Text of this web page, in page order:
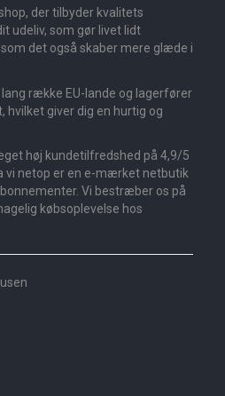
der tilbyder kvalitets
udeliv, som gør livet lidt
det også skaber mere glæde i
række EU-lande og lagerfører
giver dig en hurtig og
høj kundetilfredshed på 4,9/5
vi netop er en e-mærket netbutik
Vi bestræber os på
købsoplevelse hos